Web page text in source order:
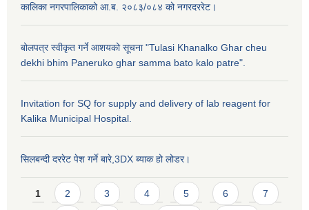
कालिका नगरपालिकाको आ.ब. २०८३/०८४ को नगरदररेट।
बोलपत्र स्वीकृत गर्ने आशयको सूचना "Tulasi Khanalko Ghar cheu
dekhi bhim Paneruko ghar samma bato kalo patre".
Invitation for SQ for supply and delivery of lab reagent for
Kalika Municipal Hospital.
सिलबन्दी दररेट पेश गर्ने बारे,3DX ब्याक हो लोडर।
Pages
1 2 3 4 5 6 7